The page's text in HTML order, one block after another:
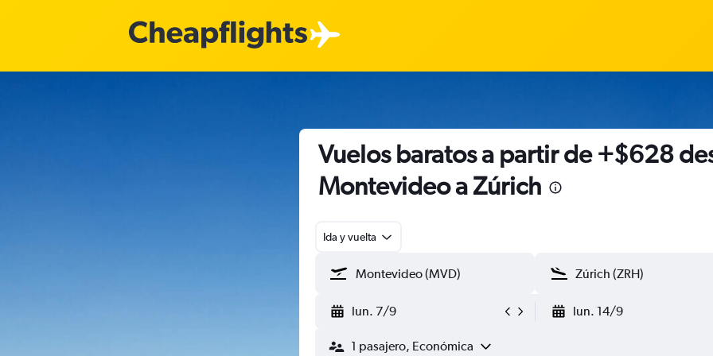
Vuelos baratos a partir de +$628
Montevideo a Zúrich
Ida y vuelta
lun. 7/9 lun. 14/9
1 pasajero, Económica